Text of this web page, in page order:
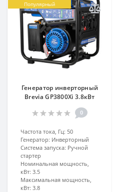
Популярный
Генератор инверторный
Brevia GP3800Xi 3.8кВт
0
Частота тока, Гц: 50
Генератор: Инверторный
Система запуска: Ручной
стартер
Номинальная мощность,
кВт: 3.5
Максимальная мощность,
кВт: 3.8